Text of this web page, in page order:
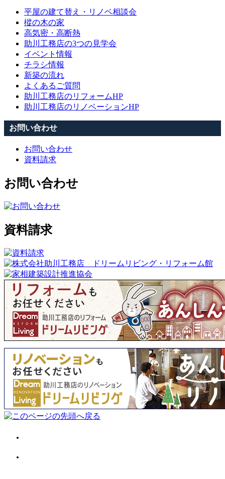
平屋の建て替え・リノベ相談会
樅の木の家
高気密・高断熱
助川工務店の3つの見学会
イベント情報
チラシ情報
新築の流れ
よくあるご質問
助川工務店のリフォームHP
助川工務店のリノベーションHP
お問い合わせ
お問い合わせ
資料請求
お問い合わせ
資料請求